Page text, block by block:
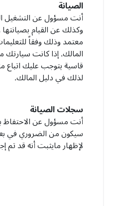
الصيانة
أنت مسؤول عن التشغيل
وكذلك عن القيام بصيانتها
معتمد وذلك وفقاً
المالك. إذا كانت
قاسية يتوجب عليك اتباع
لذلك في دليل المالك.
سجلات الصيانة
أنت مسؤول عن
سيكون من الضروري في
لإظهار مايثبت أنه قد تم